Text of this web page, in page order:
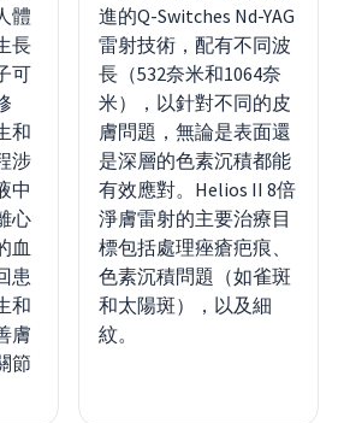
體
長
可
和
涉
中
心
血
患
和
膚
節
進的Q-Switches Nd-YAG
雷射技術，配有不同波
長（532奈米和1064奈
米），以針對不同的皮
膚問題，無論是表面還
是深層的色素沉積都能
有效應對。Helios II 8倍
淨膚雷射的主要治療目
標包括處理痤瘡疤痕、
色素沉積問題（如雀斑
和太陽斑），以及細
紋。